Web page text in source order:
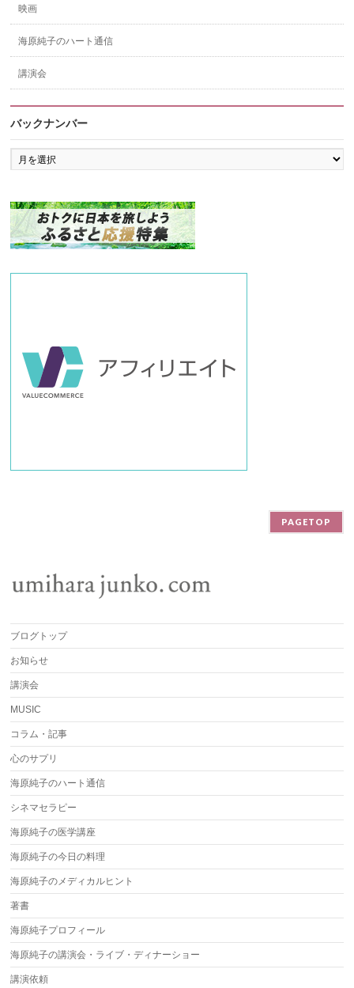
映画
海原純子のハート通信
講演会
バックナンバー
バ
ッ
ン
バ
ー
PAGETOP
ブログトップ
お知らせ
講演会
MUSIC
コラム・記事
心のサプリ
海原純子のハート通信
シネマセラピー
海原純子の医学講座
海原純子の今日の料理
海原純子のメディカルヒント
著書
海原純子プロフィール
海原純子の講演会・ライブ・ディナーショー
講演依頼